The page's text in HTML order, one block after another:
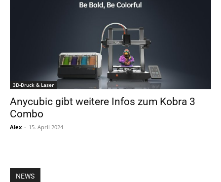
3D-Druck & Laser
Anycubic gibt weitere Infos zum Kobra 3
Combo
Alex - 15. April 2024
NEWS